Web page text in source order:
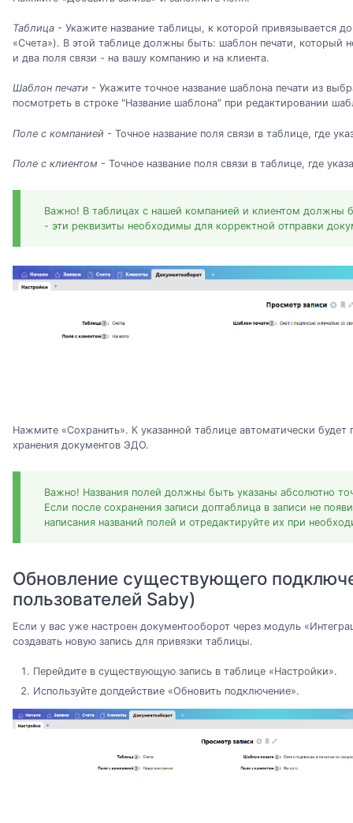
Таблица - Укажите название таблицы, к которой привязывается
«Счета»). В этой таблице должны быть: шаблон печати, который
и два поля связи - на вашу компанию и на клиента.
Шаблон печати - Укажите точное название шаблона печати из
посмотреть в строке "Название шаблона" при редактировании
Поле с компанией - Точное название поля связи в таблице, где
Поле с клиентом - Точное название поля связи в таблице, где
Важно! В таблицах с нашей компанией и клиентом должны
- эти реквизиты необходимы для корректной отправки
Нажмите «Сохранить». К указанной таблице автоматически будет
хранения документов ЭДО.
Важно! Названия полей должны быть указаны абсолютно
Если после сохранения записи доптаблица в записи не
написания названий полей и отредактируйте их при
Обновление существующего
пользователей Saby)
Если у вас уже настроен документооборот через модуль
создавать новую запись для привязки таблицы.
Перейдите в существующую запись в таблице «Настройки».
Используйте допдействие «Обновить подключение».